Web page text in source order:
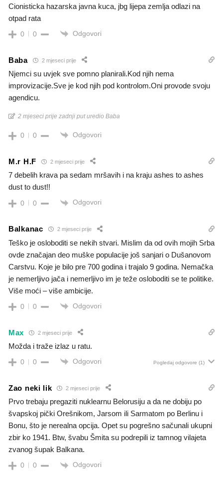
Cionisticka hazarska javna kuca, jbg lijepa zemlja odlazi na
otpad rata
0 0 Odgovori
Baba 2 mjeseci prije
Njemci su uvjek sve pomno planirali.Kod njih nema
improvizacije.Sve je kod njih pod kontrolom.Oni provode svoju
agendicu.
2 mjeseci prije zadnji put uredio Baba
0 0 Odgovori
M.r H.F 2 mjeseci prije
7 debelih krava pa sedam mršavih i na kraju ashes to ashes
dust to dust!!
0 0 Odgovori
Balkanac 2 mjeseci prije
Teško je osloboditi se nekih stvari. Mislim da od ovih mojih Srba
ovde značajan deo muške populacije još sanjari o Dušanovom
Carstvu. Koje je bilo pre 700 godina i trajalo 9 godina. Nemačka
je nemerljivo jača i nemerljivo im je teže osloboditi se te politike.
Više moći – više ambicije.
0 0 Odgovori
Max 2 mjeseci prije
Možda i traže izlaz u ratu.
0 0 Odgovori Pogledaj odgovore (1)
Zao neki lik 2 mjeseci prije
Prvo trebaju pregaziti nuklearnu Belorusiju a da ne dobiju po
švapskoj pički Orešnikom, Jarsom ili Sarmatom po Berlinu i
Bonu, što je nerealna opcija. Opet su pogrešno sačunali ukupni
zbir ko 1941. Btw, švabu Šmita su podrepili iz tamnog vilajeta
zvanog šupak Balkana.
0 0 Odgovori